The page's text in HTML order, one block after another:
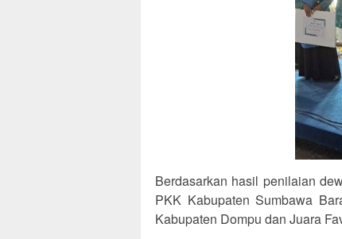
Berdasarkan hasil penilaian
PKK Kabupaten Sumbawa
Kabupaten Dompu dan Juara